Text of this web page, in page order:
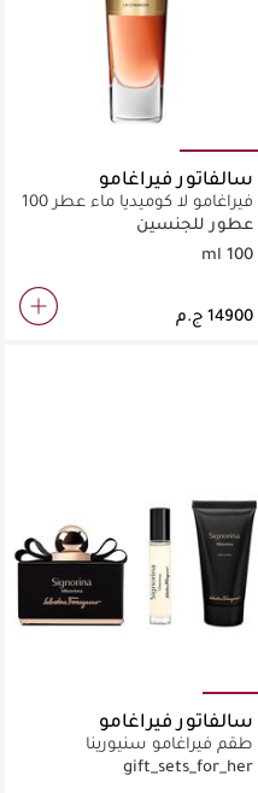
سالفاتور فيراغامو
فيراغامو لا كوميديا ماء عطر 100
مل
عطور للجنسين
100 ml
سالفاتور فيراغامو
طقم فيراغامو سنيورينا
ميستريوزا الربيعي
gift_sets_for_her